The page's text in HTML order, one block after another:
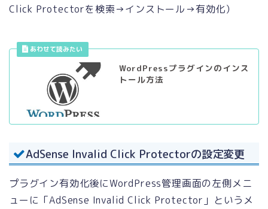
Click Protectorを検索→インストール→有効化）
WordPressプラグインのインス
トール方法
AdSense Invalid Click Protectorの設定変更
プラグイン有効化後にWordPress管理画面の左側メニ
ューに「AdSense Invalid Click Protector」というメ